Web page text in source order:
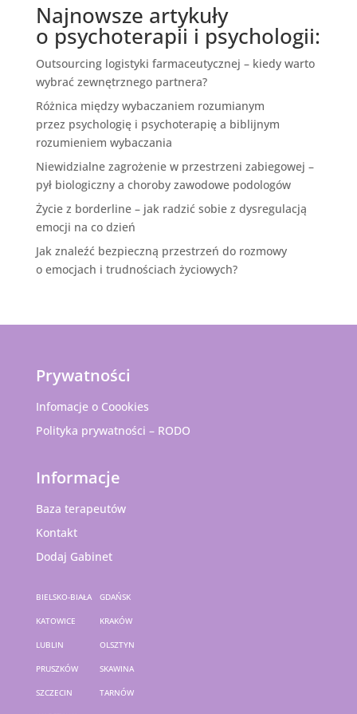
Najnowsze artykuły
o psychoterapii i psychologii:
Outsourcing logistyki farmaceutycznej – kiedy warto
wybrać zewnętrznego partnera?
Różnica między wybaczaniem rozumianym
przez psychologię i psychoterapię a biblijnym
rozumieniem wybaczania
Niewidzialne zagrożenie w przestrzeni zabiegowej –
pył biologiczny a choroby zawodowe podologów
Życie z borderline – jak radzić sobie z dysregulacją
emocji na co dzień
Jak znaleźć bezpieczną przestrzeń do rozmowy
o emocjach i trudnościach życiowych?
Prywatności
Infomacje o Coookies
Polityka prywatności – RODO
Informacje
Baza terapeutów
Kontakt
Dodaj Gabinet
BIELSKO-BIAŁA GDAŃSK
KATOWICE KRAKÓW
LUBLIN OLSZTYN
PRUSZKÓW SKAWINA
SZCZECIN TARNÓW